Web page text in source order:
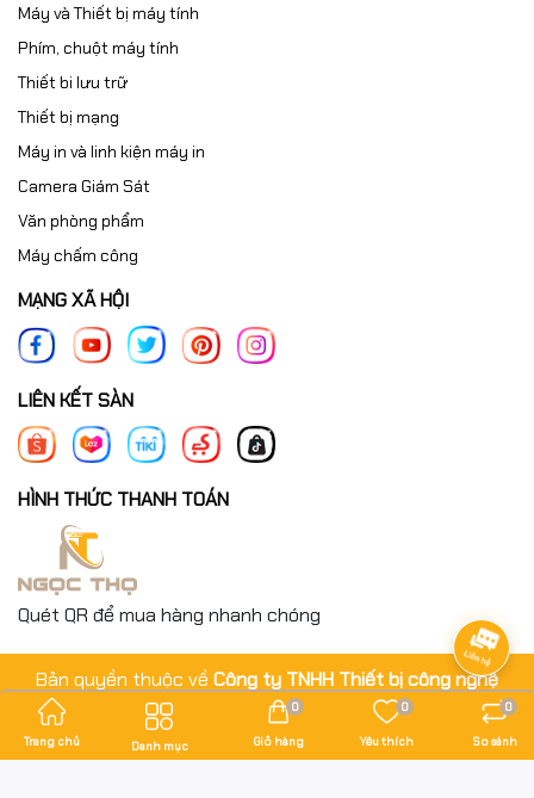
Máy và Thiết bị máy tính
Phím, chuột máy tính
Thiết bi lưu trữ
Thiết bị mạng
Máy in và linh kiện máy in
Camera Giám Sát
Văn phòng phẩm
Máy chấm công
MẠNG XÃ HỘI
LIÊN KẾT SÀN
HÌNH THỨC THANH TOÁN
Quét QR để mua hàng nhanh chóng
Bản quyền thuộc về Công ty TNHH Thiết bị công nghệ
Ngọc Thọ
Cung cấp bởiSapo
Trang chủ Danh mục Giỏ hàng
0
Yêu thích
0
So sánh
0